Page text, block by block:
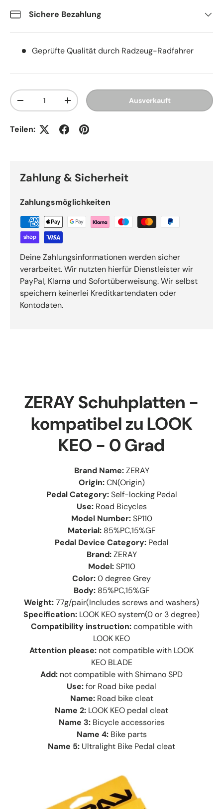
Sichere Bezahlung
Geprüfte Qualität durch Radzeug-Radfahrer
Anzahl
Menge verringernMenge erhöhen Ausverkauft
Teilen:
Zahlung & Sicherheit
Zahlungsmöglichkeiten
Deine Zahlungsinformationen werden sicher
verarbeitet. Wir nutzten hierfür Dienstleister wir
PayPal, Klarna und Sofortüberweisung. Wir selbst
speichern keinerlei Kreditkartendaten oder
Kontodaten.
ZERAY Schuhplatten -
kompatibel zu LOOK
KEO - 0 Grad
Brand Name:ZERAY
Origin:CN(Origin)
Pedal Category:Self-locking Pedal
Use:Road Bicycles
Model Number:SP110
Material:85%PC,15%GF
Pedal Device Category:Pedal
Brand:ZERAY
Model:SP110
Color:0 degree Grey
Body:85%PC,15%GF
Weight:77g/pair(Includes screws and washers)
Specification: LOOK KEO system(0 or 3 degree)
Compatibility instruction:compatible with
LOOK KEO
Attention please: not compatible with LOOK
KEO BLADE
Add: not compatible with Shimano SPD
Use:for Road bike pedal
Name:Road bike cleat
Name 2: LOOK KEO pedal cleat
Name 3:Bicycle accessories
Name 4:Bike parts
Name 5: Ultralight Bike Pedal cleat